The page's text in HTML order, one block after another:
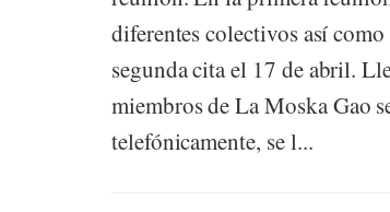
diferentes colectivos así
segunda cita el 17 de abril.
miembros de La Moska Gao
telefónicamente, se l...